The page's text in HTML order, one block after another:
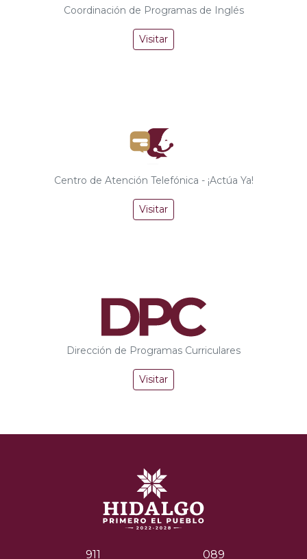
Coordinación de Programas de Inglés
Visitar
Centro de Atención Telefónica - ¡Actúa Ya!
Visitar
Dirección de Programas Curriculares
Visitar
911 089